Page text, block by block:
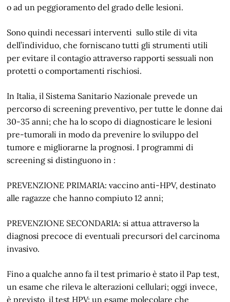
o ad un peggioramento del grado delle lesioni.
Sono quindi necessari interventi sullo stile di vita
dell’individuo, che forniscano tutti gli strumenti utili
per evitare il contagio attraverso rapporti sessuali non
protetti o comportamenti rischiosi.
In Italia, il Sistema Sanitario Nazionale prevede un
percorso di screening preventivo, per tutte le donne dai
30-35 anni; che ha lo scopo di diagnosticare le lesioni
pre-tumorali in modo da prevenire lo sviluppo del
tumore e migliorarne la prognosi. I programmi di
screening si distinguono in :
PREVENZIONE PRIMARIA: vaccino anti-HPV, destinato
alle ragazze che hanno compiuto 12 anni;
PREVENZIONE SECONDARIA: si attua attraverso la
diagnosi precoce di eventuali precursori del carcinoma
invasivo.
Fino a qualche anno fa il test primario è stato il Pap test,
un esame che rileva le alterazioni cellulari; oggi invece,
è previsto il test HPV; un esame molecolare che